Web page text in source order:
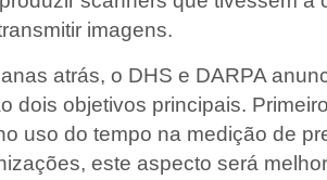
imagens.
atrás, o DHS e DARPA
dois objetivos principais.
uso do tempo na medição de
este aspecto será